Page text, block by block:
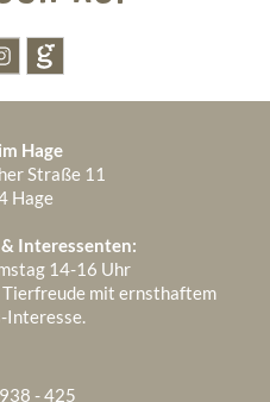
2
4
Hage
Straße 11
Hage
Interessenten:
14-16 Uhr
Tierfreude mit ernsthaftem
Interesse.
- 425